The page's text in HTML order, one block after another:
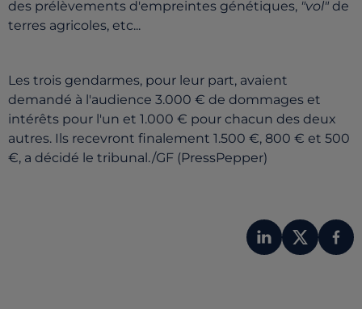
des prélèvements d'empreintes génétiques, "vol" de
terres agricoles, etc...
Les trois gendarmes, pour leur part, avaient
demandé à l'audience 3.000 € de dommages et
intérêts pour l'un et 1.000 € pour chacun des deux
autres. Ils recevront finalement 1.500 €, 800 € et 500
€, a décidé le tribunal./GF (PressPepper)